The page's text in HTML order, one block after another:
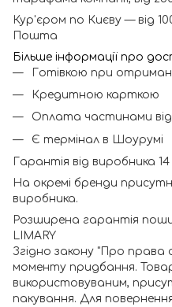
Кур'єром по Києву — від
Пошта
Більше інформації про
Готівкою при
Кредитною карткою
Оплата частинами від
Є термінал в Шоурумі
Гарантія від виробника 14
На окремі бренди
виробника.
Розширена гарантія
LIMARY
Згідно закону "Про права
моменту придбання.
використовуваним,
пакування. Для